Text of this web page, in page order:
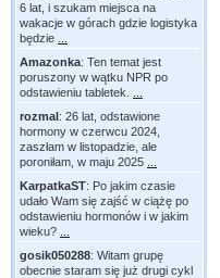
6 lat, i szukam miejsca na
wakacje w górach gdzie logistyka
będzie
Amazonka: Ten temat jest
poruszony w wątku NPR po
odstawieniu tabletek.
rozmal: 26 lat, odstawione
hormony w czerwcu 2024,
zaszłam w listopadzie, ale
poroniłam, w maju 2025
KarpatkaST: Po jakim czasie
udało Wam się zajść w ciążę po
odstawieniu hormonów i w jakim
wieku?
gosik050288: Witam grupę
obecnie staram się już drugi cykl